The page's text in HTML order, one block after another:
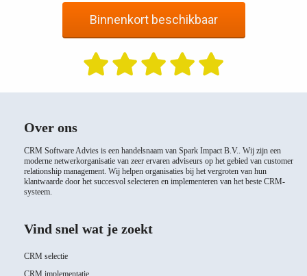
Binnenkort beschikbaar
Over ons
CRM Software Advies is een handelsnaam van Spark Impact B.V.. Wij zijn een
moderne netwerkorganisatie van zeer ervaren adviseurs op het gebied van customer
relationship management. Wij helpen organisaties bij het vergroten van hun
klantwaarde door het succesvol selecteren en implementeren van het beste CRM-
systeem.
Vind snel wat je zoekt
CRM selectie
CRM implementatie